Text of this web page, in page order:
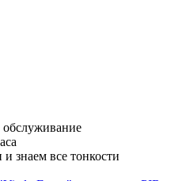
обслуживание
знаем все тонкости